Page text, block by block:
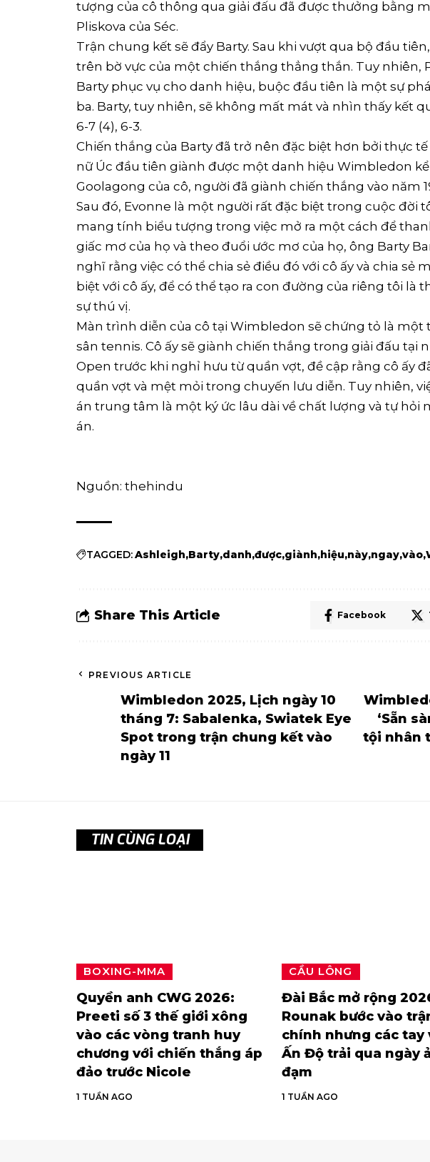
tượng của cô thông qua giải đấu đã được thưởng bằng
Pliskova của Séc.
Trận chung kết sẽ đẩy Barty. Sau khi vượt qua bộ đầu
trên bờ vực của một chiến thắng thẳng thắn. Tuy nhiên,
Barty phục vụ cho danh hiệu, buộc đầu tiên là một sự
ba. Barty, tuy nhiên, sẽ không mất mát và nhìn thấy kết
6-7 (4), 6-3.
Chiến thắng của Barty đã trở nên đặc biệt hơn bởi thực
nữ Úc đầu tiên giành được một danh hiệu Wimbledon
Goolagong của cô, người đã giành chiến thắng vào năm
Sau đó, Evonne là một người rất đặc biệt trong cuộc đời
mang tính biểu tượng trong việc mở ra một cách để
giấc mơ của họ và theo đuổi ước mơ của họ, ông Barty
nghĩ rằng việc có thể chia sẻ điều đó với cô ấy và chia sẻ
biệt với cô ấy, để có thể tạo ra con đường của riêng tôi là
sự thú vị.
Màn trình diễn của cô tại Wimbledon sẽ chứng tỏ là một
sân tennis. Cô ấy sẽ giành chiến thắng trong giải đấu tại
Open trước khi nghỉ hưu từ quần vợt, đề cập rằng cô ấy
quần vợt và mệt mỏi trong chuyến lưu diễn. Tuy nhiên,
án trung tâm là một ký ức lâu dài về chất lượng và tự hỏi
án.
Nguồn: thehindu
TAGGED:Ashleigh Barty danh được giành hiệu này ngay vào
Share This Article Facebook
PREVIOUS ARTICLE
Wimbledon 2025, Lịch ngày 10
tháng 7: Sabalenka, Swiatek Eye
Spot trong trận chung kết vào
ngày 11
‘Sẵn
tội nhân
TIN CÙNG LOẠI
BOXING-MMA
Quyền anh CWG 2026:
Preeti số 3 thế giới xông
vào các vòng tranh huy
chương với chiến thắng áp
đảo trước Nicole
1 TUẦN AGO
CẦU LÔNG
Đài Bắc mở rộng
Rounak bước vào
chính nhưng các tay
Ấn Độ trải qua ngày
đạm
1 TUẦN AGO